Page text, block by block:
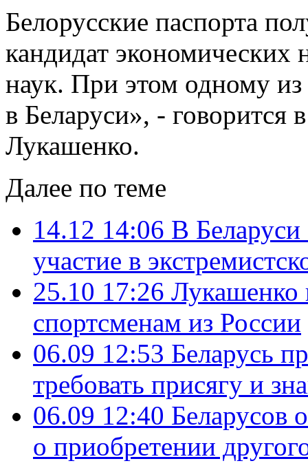
Белорусские паспорта
кандидат экономических
наук. При этом одному из
в Беларуси», -
Лукашенко.
Далее по теме
14.12 14:06 В Беларуси
участие в
25.10 17:26 Лукашенко
спортсменам из России
06.09 12:53 Беларусь
требовать присягу и
06.09 12:40 Беларусов
о приобретении